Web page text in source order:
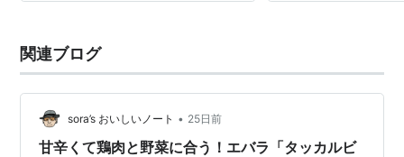
関連ブログ
sora’s おいしいノート • 25日前
甘辛くて鶏肉と野菜に合う！エバラ「タッカルビ